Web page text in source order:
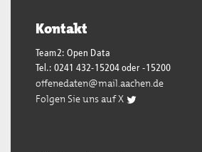
Kontakt
Team2: Open Data
Tel.: 0241 432-15204 oder -15200
offenedaten@mail.aachen.de
Folgen Sie uns auf X